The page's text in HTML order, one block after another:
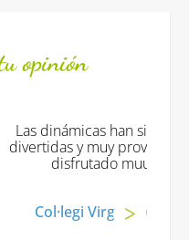
opinión
sido originales
¡Han
muuuucho!
de la Salud